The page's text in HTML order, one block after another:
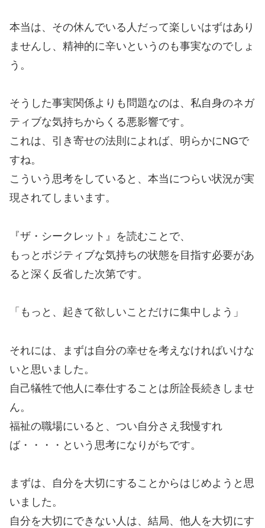
本当は、その休んでいる人だって楽しいはずはあり
ませんし、精神的に辛いというのも事実なのでしょ
う。
そうした事実関係よりも問題なのは、私自身のネガ
ティブな気持ちからくる悪影響です。
これは、引き寄せの法則によれば、明らかにNGで
すね。
こういう思考をしていると、本当につらい状況が実
現されてしまいます。
『ザ・シークレット』を読むことで、
もっとポジティブな気持ちの状態を目指す必要があ
ると深く反省した次第です。
「もっと、起きて欲しいことだけに集中しよう」
それには、まずは自分の幸せを考えなければいけな
いと思いました。
自己犠牲で他人に奉仕することは所詮長続きしませ
ん。
福祉の職場にいると、つい自分さえ我慢すれ
ば・・・・という思考になりがちです。
まずは、自分を大切にすることからはじめようと思
いました。
自分を大切にできない人は、結局、他人を大切にす